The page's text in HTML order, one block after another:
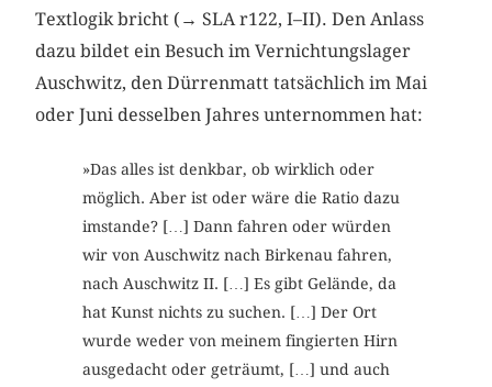
Textlogik bricht (→ SLA r122, I–II). Den Anlass
dazu bildet ein Besuch im Vernichtungslager
Auschwitz, den Dürrenmatt tatsächlich im Mai
oder Juni desselben Jahres unternommen hat:
»Das alles ist denkbar, ob wirklich oder
möglich. Aber ist oder wäre die Ratio dazu
imstande? […] Dann fahren oder würden
wir von Auschwitz nach Birkenau fahren,
nach Auschwitz II. […] Es gibt Gelände, da
hat Kunst nichts zu suchen. […] Der Ort
wurde weder von meinem fingierten Hirn
ausgedacht oder geträumt, […] und auch